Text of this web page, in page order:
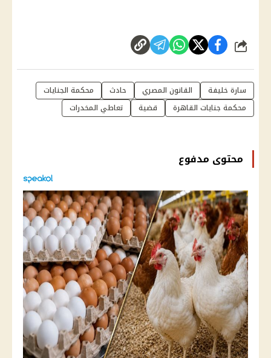
شارك
سارة خليفة القانون المصري حادث
محكمة الجنايات
محكمة جنايات القاهرة
قضية تعاطي المخدرات
محتوى مدفوع